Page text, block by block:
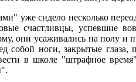
уже сидело несколько
счастливцы, успевшие
они усаживались на полу и
собой ноги, закрытые глаза,
в школе "штрафное